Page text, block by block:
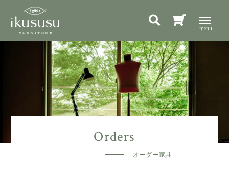
オーダー家具